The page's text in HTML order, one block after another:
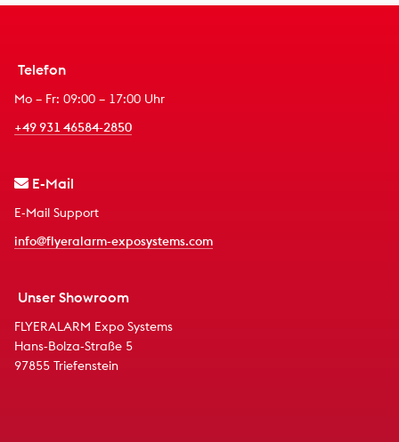
Telefon
Mo – Fr: 09:00 – 17:00 Uhr
+49 931 46584-2850
E-Mail
E-Mail Support
info@flyeralarm-exposystems.com
Unser Showroom
FLYERALARM Expo Systems
Hans-Bolza-Straße 5
97855 Triefenstein